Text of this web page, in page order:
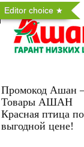
Editor choice
Промокод Ашан
Товары АШАН
Красная птица по
выгодной цене!